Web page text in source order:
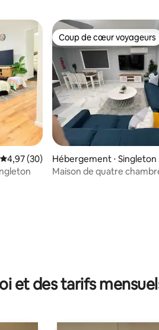
: 4,96 sur 5
Évaluation moyenne sur la base de 30
4,97 (30)
Coup de cœur voyageurs
Coup de cœur voyageurs
Hébergement ⋅ Singleton
eights
Maison de quatre
et des tarifs